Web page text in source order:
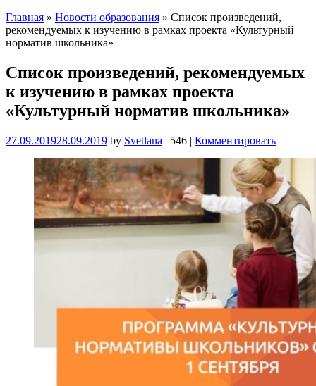
Главная » Новости образования » Список произведений,
рекомендуемых к изучению в рамках проекта «Культурный
норматив школьника»
Список произведений, рекомендуемых
к изучению в рамках проекта
«Культурный норматив школьника»
27.09.201928.09.2019 by Svetlana | 546 | Комментировать